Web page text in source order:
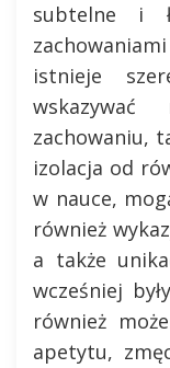
subtelne i
istnieje
zachowaniu,
izolacja od
w nauce,
również
a także
wcześniej
również
apetytu,